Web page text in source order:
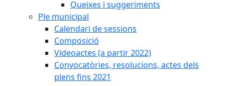
Queixes i suggeriments
Ple municipal
Calendari de sessions
Composició
Videoactes (a partir 2022)
Convocatòries, resolucions, actes dels
plens fins 2021